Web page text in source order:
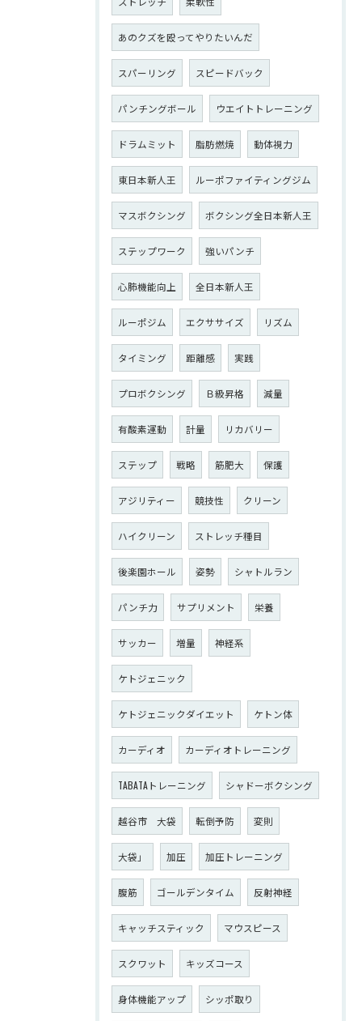
あのクズを殴ってやりたいんだ
スパーリング スピードバック
パンチングボール ウエイトトレーニング
ドラムミット 脂肪燃焼 動体視力
東日本新人王 ルーポファイティングジム
マスボクシング ボクシング全日本新人王
ステップワーク 強いパンチ
心肺機能向上 全日本新人王
ルーポジム エクササイズ リズム
タイミング 距離感 実践
プロボクシング Ｂ級昇格 減量
有酸素運動 計量 リカバリー
ステップ 戦略 筋肥大 保護
アジリティー 競技性 クリーン
ハイクリーン ストレッチ種目
後楽園ホール 姿勢 シャトルラン
パンチ力 サプリメント 栄養
サッカー 増量 神経系
ケトジェニック
ケトジェニックダイエット ケトン体
カーディオ カーディオトレーニング
TABATAトレーニング シャドーボクシング
越谷市 大袋 転倒予防 変則
大袋」 加圧 加圧トレーニング
腹筋 ゴールデンタイム 反射神経
キャッチスティック マウスピース
スクワット キッズコース
身体機能アップ シッポ取り